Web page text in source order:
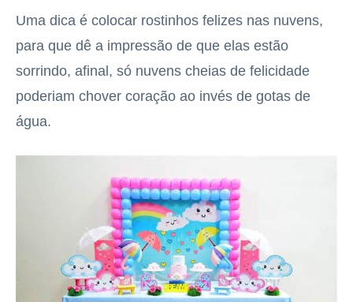
Uma dica é colocar rostinhos felizes nas nuvens,
para que dê a impressão de que elas estão
sorrindo, afinal, só nuvens cheias de felicidade
poderiam chover coração ao invés de gotas de
água.